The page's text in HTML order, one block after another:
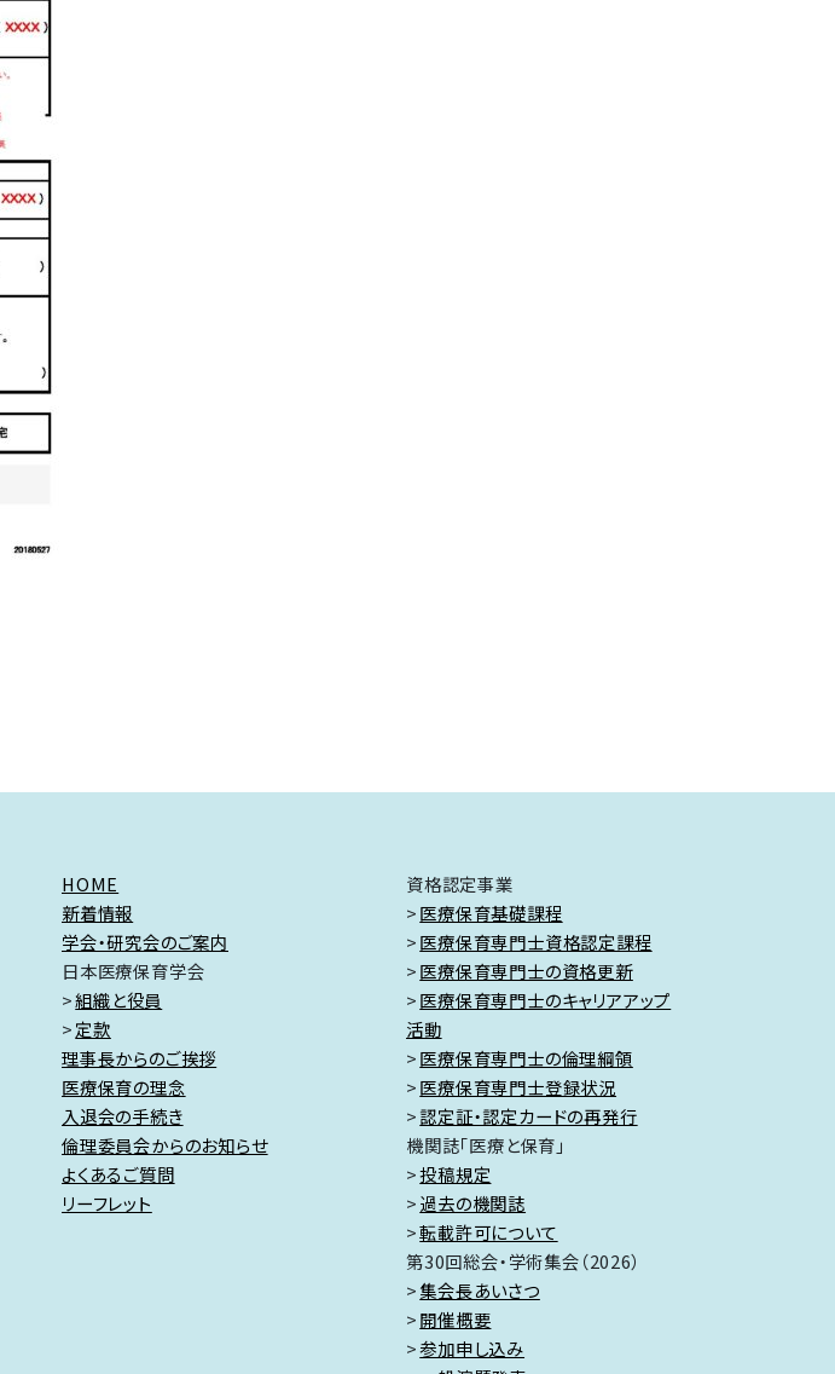
HOME
新着情報
学会・研究会のご案内
日本医療保育学会
組織と役員
定款
理事長からのご挨拶
医療保育の理念
入退会の手続き
倫理委員会からのお知らせ
よくあるご質問
リーフレット
資格認定事業
医療保育基礎課程
医療保育専門士資格認定課程
医療保育専門士の資格更新
医療保育専門士のキャリアアップ
活動
医療保育専門士の倫理綱領
医療保育専門士登録状況
認定証・認定カードの再発行
機関誌「医療と保育」
投稿規定
過去の機関誌
転載許可について
第30回総会・学術集会（2026）
集会長あいさつ
開催概要
参加申し込み